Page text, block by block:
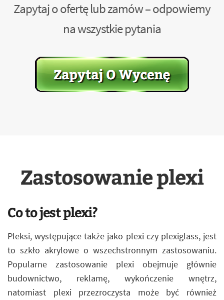
Zapytaj o ofertę lub zamów – odpowiemy
na wszystkie pytania
Zastosowanie plexi
Co to jest plexi?
Pleksi, występujące także jako plexi czy plexiglass, jest
to szkło akrylowe o wszechstronnym zastosowaniu.
Popularne zastosowanie plexi obejmuje głównie
budownictwo, reklamę, wykończenie wnętrz,
natomiast plexi przezroczysta może być również